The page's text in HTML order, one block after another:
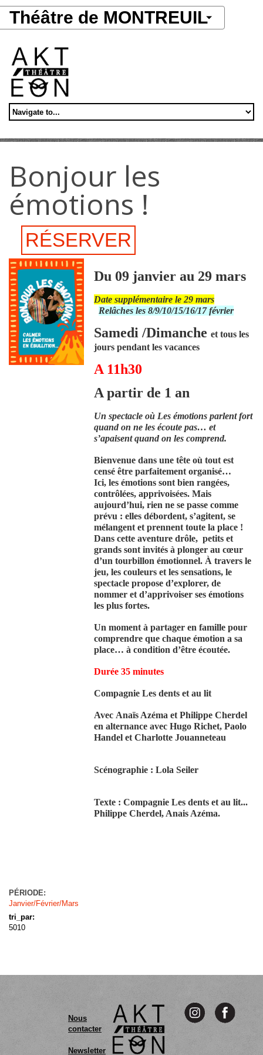
Aller au contenu principal
Théâtre de MONTREUIL
Bonjour les
émotions !
RÉSERVER
Du 09 janvier au 29 mars
Date supplémentaire le 29 mars
Relâches les 8/9/10/15/16/17 février
Samedi /Dimanche et tous les
jours pendant les vacances
A 11h30
A partir de 1 an
Un spectacle où Les émotions parlent fort
quand on ne les écoute pas… et
s’apaisent quand on les comprend.
Bienvenue dans une tête où tout est
censé être parfaitement organisé…
Ici, les émotions sont bien rangées,
contrôlées, apprivoisées. Mais
aujourd’hui, rien ne se passe comme
prévu : elles débordent, s’agitent, se
mélangent et prennent toute la place !
Dans cette aventure drôle, petits et
grands sont invités à plonger au cœur
d’un tourbillon émotionnel. À travers le
jeu, les couleurs et les sensations, le
spectacle propose d’explorer, de
nommer et d’apprivoiser ses émotions
les plus fortes.
Un moment à partager en famille pour
comprendre que chaque émotion a sa
place… à condition d’être écoutée.
Durée 35 minutes
Compagnie Les dents et au lit
Avec Anaïs Azéma et Philippe Cherdel
en alternance avec Hugo Richet, Paolo
Handel et Charlotte Jouanneteau
Scénographie : Lola Seiler
Texte : Compagnie Les dents et au lit...
Philippe Cherdel, Anais Azéma.
PÉRIODE:
Janvier/Février/Mars
tri_par:
5010
Nous
contacter
Newsletter